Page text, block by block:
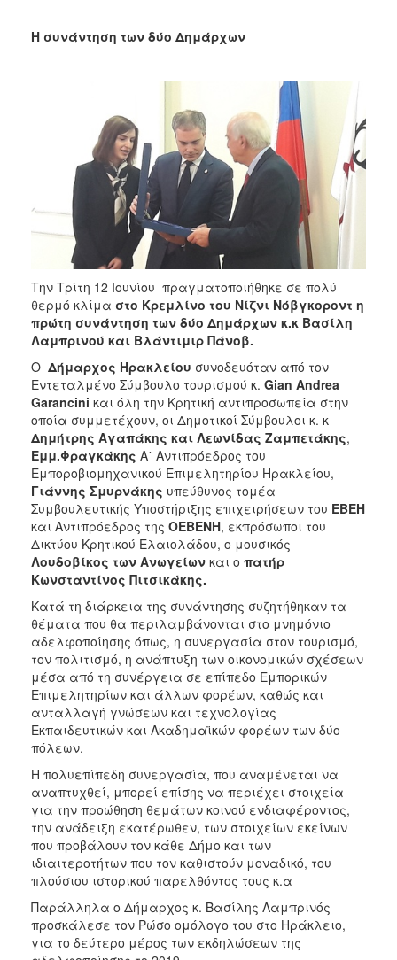
Η συνάντηση των δύο Δημάρχων
Την Τρίτη 12 Ιουνίου πραγματοποιήθηκε σε πολύ
θερμό κλίμα στο Κρεμλίνο του Νίζνι Νόβγκοροντ η
πρώτη συνάντηση των δύο Δημάρχων κ.κ Βασίλη
Λαμπρινού και Βλάντιμιρ Πάνοβ.
Ο Δήμαρχος Ηρακλείου συνοδευόταν από τον
Εντεταλμένο Σύμβουλο τουρισμού κ. Gian Andrea
Garancini και όλη την Κρητική αντιπροσωπεία στην
οποία συμμετέχουν, οι Δημοτικοί Σύμβουλοι κ. κ
Δημήτρης Αγαπάκης και Λεωνίδας Ζαμπετάκης,
Εμμ.Φραγκάκης Α΄ Αντιπρόεδρος του
Εμποροβιομηχανικού Επιμελητηρίου Ηρακλείου,
Γιάννης Σμυρνάκης υπεύθυνος τομέα
Συμβουλευτικής Υποστήριξης επιχειρήσεων του ΕΒΕΗ
και Αντιπρόεδρος της ΟΕΒΕΝΗ, εκπρόσωποι του
Δικτύου Κρητικού Ελαιολάδου, ο μουσικός
Λουδοβίκος των Ανωγείων και ο πατήρ
Κωνσταντίνος Πιτσικάκης.
Κατά τη διάρκεια της συνάντησης συζητήθηκαν τα
θέματα που θα περιλαμβάνονται στο μνημόνιο
αδελφοποίησης όπως, η συνεργασία στον τουρισμό,
τον πολιτισμό, η ανάπτυξη των οικονομικών σχέσεων
μέσα από τη συνέργεια σε επίπεδο Εμπορικών
Επιμελητηρίων και άλλων φορέων, καθώς και
ανταλλαγή γνώσεων και τεχνολογίας
Εκπαιδευτικών και Ακαδημαϊκών φορέων των δύο
πόλεων.
Η πολυεπίπεδη συνεργασία, που αναμένεται να
αναπτυχθεί, μπορεί επίσης να περιέχει στοιχεία
για την προώθηση θεμάτων κοινού ενδιαφέροντος,
την ανάδειξη εκατέρωθεν, των στοιχείων εκείνων
που προβάλουν τον κάθε Δήμο και των
ιδιαιτεροτήτων που τον καθιστούν μοναδικό, του
πλούσιου ιστορικού παρελθόντος τους κ.α
Παράλληλα ο Δήμαρχος κ. Βασίλης Λαμπρινός
προσκάλεσε τον Ρώσο ομόλογο του στο Ηράκλειο,
για το δεύτερο μέρος των εκδηλώσεων της